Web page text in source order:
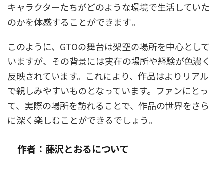
キャラクターたちがどのような環境で生活していた
のかを体感することができます​。
このように、GTOの舞台は架空の場所を中心として
いますが、その背景には実在の場所や経験が色濃く
反映されています。これにより、作品はよりリアル
で親しみやすいものとなっています。ファンにとっ
て、実際の場所を訪れることで、作品の世界をさら
に深く楽しむことができるでしょう。
作者：藤沢とおるについて